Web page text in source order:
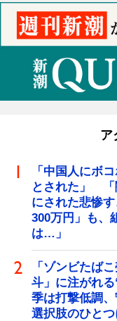
ア
「中国人にボ
とされた」 「
にされた悲惨
300万円」も、
は…」
「ゾンビたば
斗」に注がれ
季は打撃低調
選択肢のひとつ